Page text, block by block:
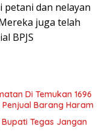
petani dan nelayan
juga telah
BPJS
Di Temukan 1696
Barang Haram
Tegas Jangan